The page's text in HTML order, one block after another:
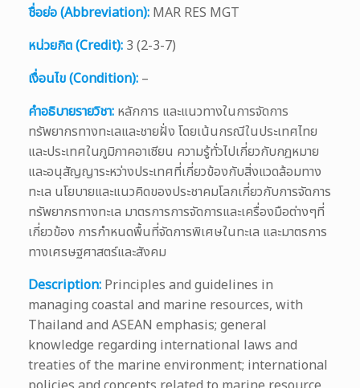
ชื่อย่อ (Abbreviation): MAR RES MGT
หน่วยกิต (Credit): 3 (2-3-7)
เงื่อนไข (Condition): –
คำอธิบายรายวิชา: หลักการ และแนวทางในการจัดการ
ทรัพยากรทางทะเลและชายฝั่ง โดยเน้นกรณีในประเทศไทย
และประเทศในภูมิภาคอาเซียน ความรู้ทั่วไปเกี่ยวกับกฎหมาย
และอนุสัญญาระหว่างประเทศที่เกี่ยวข้องกับสิ่งแวดล้อมทาง
ทะเล นโยบายและแนวคิดของประชาคมโลกเกี่ยวกับการจัดการ
ทรัพยากรทางทะเล มาตรการการจัดการและเครื่องมือต่างๆที่
เกี่ยวข้อง การกำหนดพื้นที่จัดการพิเศษในทะเล และมาตรการ
ทางเศรษฐศาสตร์และสังคม
Description: Principles and guidelines in
managing coastal and marine resources, with
Thailand and ASEAN emphasis; general
knowledge regarding international laws and
treaties of the marine environment; international